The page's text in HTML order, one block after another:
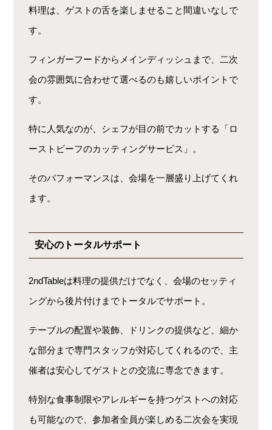
料理は、ゲストの舌を楽しませること間違いなしで
す。
フィンガーフードからメインディッシュまで、二次
会の雰囲気に合わせて選べるのも嬉しいポイントで
す。
特に人気なのが、シェフが目の前でカットする「ロ
ーストビーフのカッティングサービス」。
そのパフォーマンスは、会場を一層盛り上げてくれ
ます。
安心のトータルサポート
2ndTableは料理の提供だけでなく、会場のセッティ
ングから後片付けまでトータルでサポート。
テーブルの配置や装飾、ドリンクの提供など、細か
な部分まで専門スタッフが対応してくれるので、主
催者は安心してゲストとの交流に専念できます。
特別な食事制限やアレルギーを持つゲストへの対応
も可能なので、参加者全員が楽しめる二次会を実現